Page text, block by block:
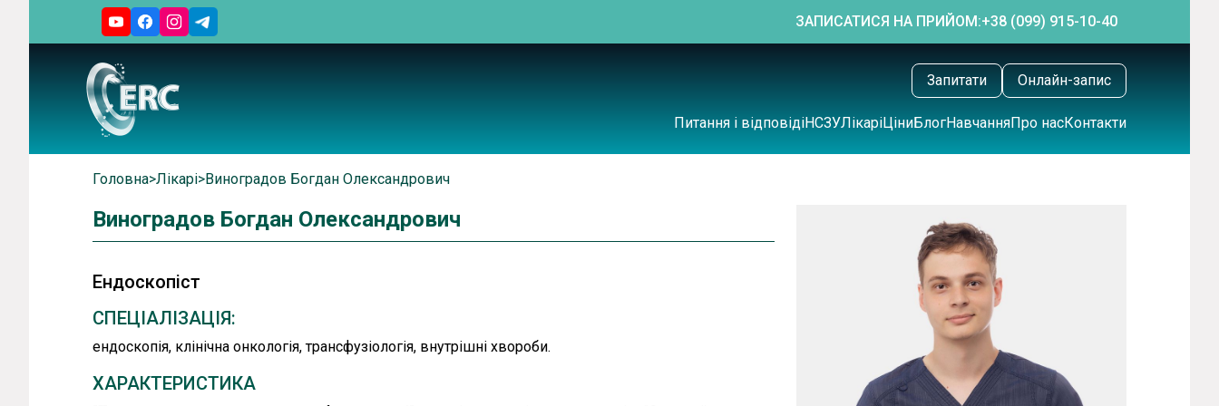
ЗАПИСАТИСЯ НА ПРИЙОМ:+38 (099) 915-10-40
Запитати Онлайн-запис
Питання і відповідіНСЗУЛікаріЦіниБлогНавчанняПро насКонтакти
Головна> Лікарі> Виноградов Богдан Олександрович
Виноградов Богдан Олександрович
Ендоскопіст
СПЕЦІАЛІЗАЦІЯ:
ендоскопія, клінічна онкологія, трансфузіологія, внутрішні хвороби.
ХАРАКТЕРИСТИКА